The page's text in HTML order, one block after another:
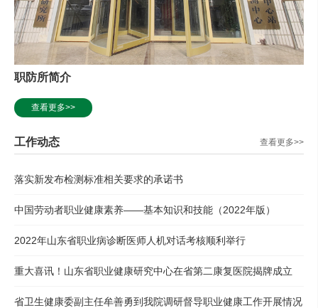
职防所简介
查看更多>>
工作动态 查看更多>>
落实新发布检测标准相关要求的承诺书
中国劳动者职业健康素养——基本知识和技能（2022年版）
2022年山东省职业病诊断医师人机对话考核顺利举行
重大喜讯！山东省职业健康研究中心在省第二康复医院揭牌成立
省卫生健康委副主任牟善勇到我院调研督导职业健康工作开展情况